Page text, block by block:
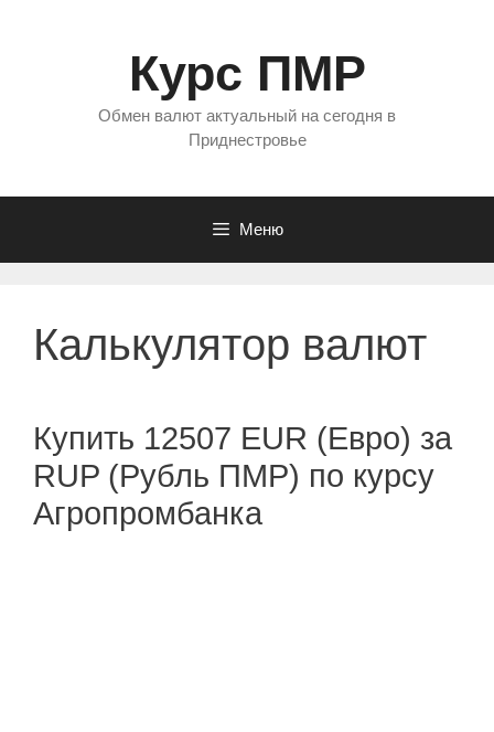
Курс ПМР
Обмен валют актуальный на сегодня в
Приднестровье
Меню
Калькулятор валют
Купить 12507 EUR (Евро) за
RUP (Рубль ПМР) по курсу
Агропромбанка